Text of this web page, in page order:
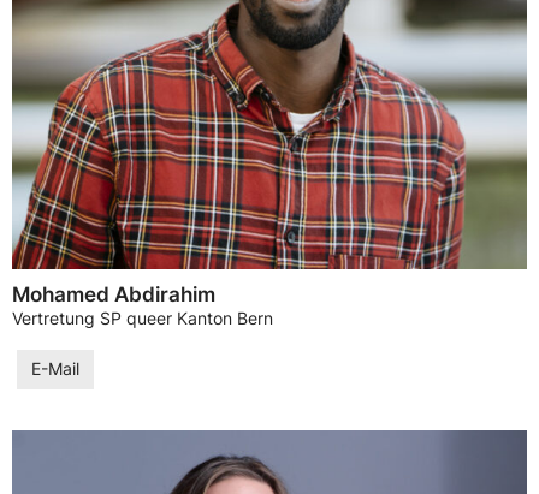
Mohamed Abdirahim
Vertretung SP queer Kanton Bern
E-Mail